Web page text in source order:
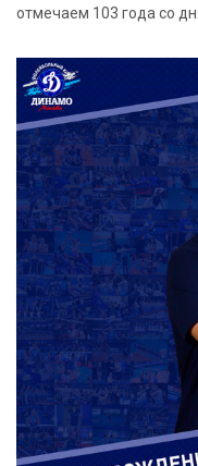
отмечаем 103 года со